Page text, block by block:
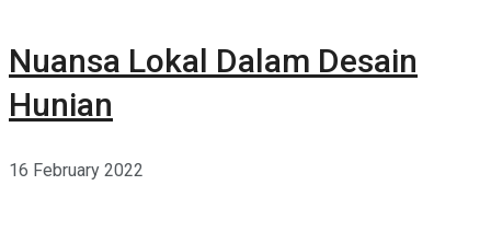
Nuansa Lokal Dalam Desain
Hunian
16 February 2022